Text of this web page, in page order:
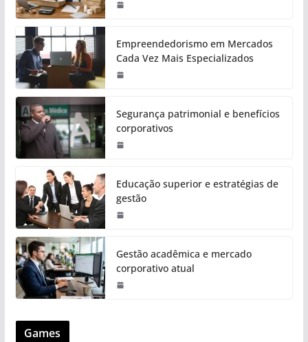
Empreendedorismo em Mercados
Cada Vez Mais Especializados
Segurança patrimonial e benefícios
corporativos
Educação superior e estratégias de
gestão
Gestão acadêmica e mercado
corporativo atual
Games